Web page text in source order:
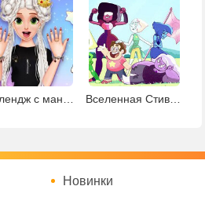
Вселенная Стивена: коллекция раскрасок
Новинки